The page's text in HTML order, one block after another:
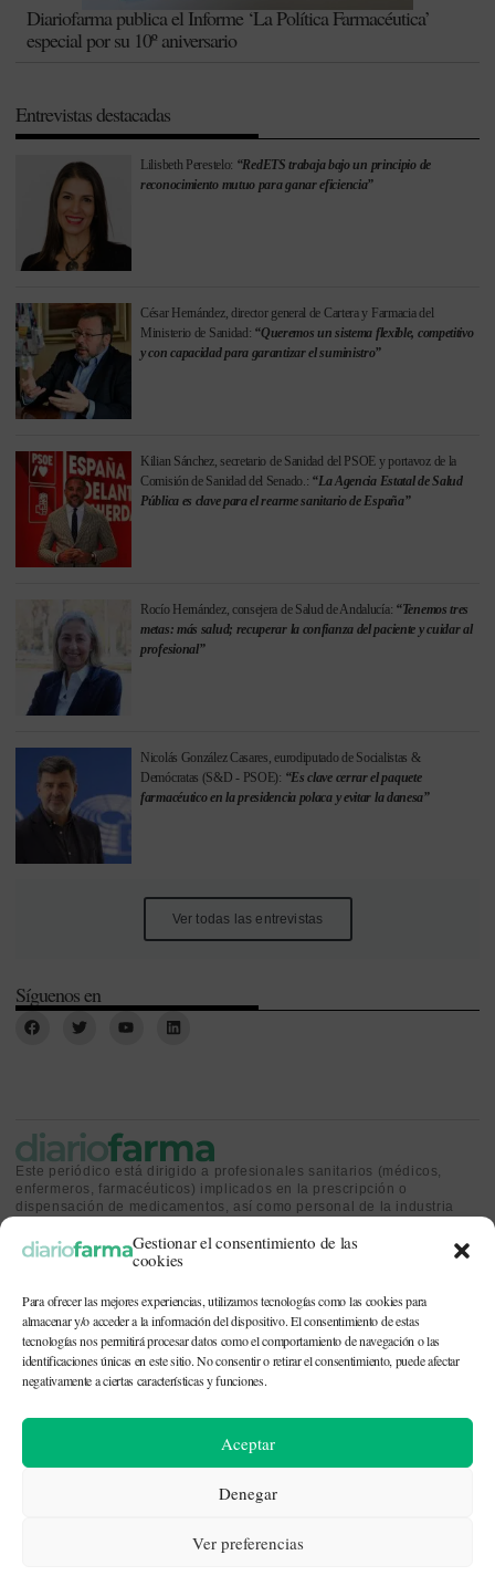
Gestionar el consentimiento de las
cookies
Para ofrecer las mejores experiencias, utilizamos tecnologías como las cookies para
almacenar y/o acceder a la información del dispositivo. El consentimiento de estas
tecnologías nos permitirá procesar datos como el comportamiento de navegación o las
identificaciones únicas en este sitio. No consentir o retirar el consentimiento, puede afectar
negativamente a ciertas características y funciones.
Aceptar
Denegar
Ver preferencias
Diariofarma publica el Informe ‘La Política Farmacéutica’
especial por su 10º aniversario
Entrevistas destacadas
Lilisbeth Perestelo: “RedETS trabaja bajo un principio de
reconocimiento mutuo para ganar eficiencia”
César Hernández, director general de Cartera y Farmacia del
Ministerio de Sanidad: “Queremos un sistema flexible, competitivo
y con capacidad para garantizar el suministro”
Kilian Sánchez, secretario de Sanidad del PSOE y portavoz de la
Comisión de Sanidad del Senado.: “La Agencia Estatal de Salud
Pública es clave para el rearme sanitario de España”
Rocío Hernández, consejera de Salud de Andalucía: “Tenemos tres
metas: más salud; recuperar la confianza del paciente y cuidar al
profesional”
Nicolás González Casares, eurodiputado de Socialistas &
Demócratas (S&D - PSOE): “Es clave cerrar el paquete
farmacéutico en la presidencia polaca y evitar la danesa”
Ver todas las entrevistas
Síguenos en
Este periódico está dirigido a profesionales sanitarios (médicos,
enfermeros, farmacéuticos) implicados en la prescripción o
dispensación de medicamentos, así como personal de la industria
sanitaria.
CONTACTO Y QUIÉNES SOMOS|POLÍTICA DE COOKIES|POLÍTICA DE
© 2026. Todos los derechos reservados. |
| Recursos
fotográficos: depositphotos